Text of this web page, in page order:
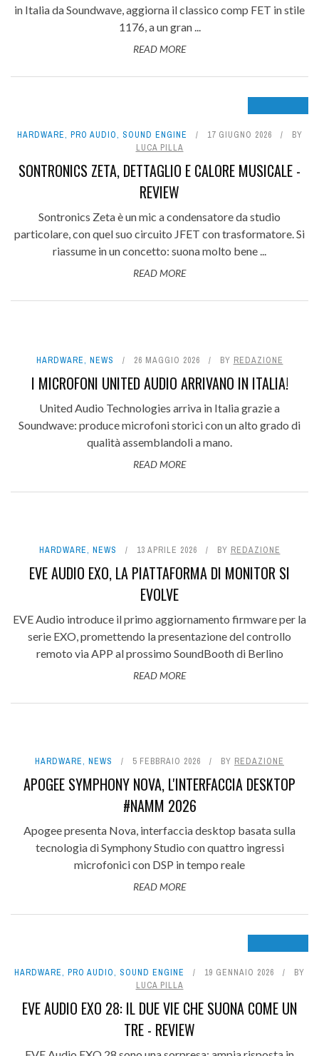
in Italia da Soundwave, aggiorna il classico comp FET in stile
1176, a un gran ...
READ MORE
8.7
HARDWARE, PRO AUDIO, SOUND ENGINE 17 GIUGNO 2026
BY
LUCA PILLA
SONTRONICS ZETA, DETTAGLIO E CALORE MUSICALE -
REVIEW
Sontronics Zeta è un mic a condensatore da studio
particolare, con quel suo circuito JFET con trasformatore. Si
riassume in un concetto: suona molto bene ...
READ MORE
HARDWARE, NEWS 26 MAGGIO 2026 BY REDAZIONE
I MICROFONI UNITED AUDIO ARRIVANO IN ITALIA!
United Audio Technologies arriva in Italia grazie a
Soundwave: produce microfoni storici con un alto grado di
qualità assemblandoli a mano.
READ MORE
HARDWARE, NEWS 13 APRILE 2026 BY REDAZIONE
EVE AUDIO EXO, LA PIATTAFORMA DI MONITOR SI
EVOLVE
EVE Audio introduce il primo aggiornamento firmware per la
serie EXO, promettendo la presentazione del controllo
remoto via APP al prossimo SoundBooth di Berlino
READ MORE
HARDWARE, NEWS 5 FEBBRAIO 2026 BY REDAZIONE
APOGEE SYMPHONY NOVA, L'INTERFACCIA DESKTOP
#NAMM 2026
Apogee presenta Nova, interfaccia desktop basata sulla
tecnologia di Symphony Studio con quattro ingressi
microfonici con DSP in tempo reale
READ MORE
9
HARDWARE, PRO AUDIO, SOUND ENGINE 19 GENNAIO 2026
BY
LUCA PILLA
EVE AUDIO EXO 28: IL DUE VIE CHE SUONA COME UN
TRE - REVIEW